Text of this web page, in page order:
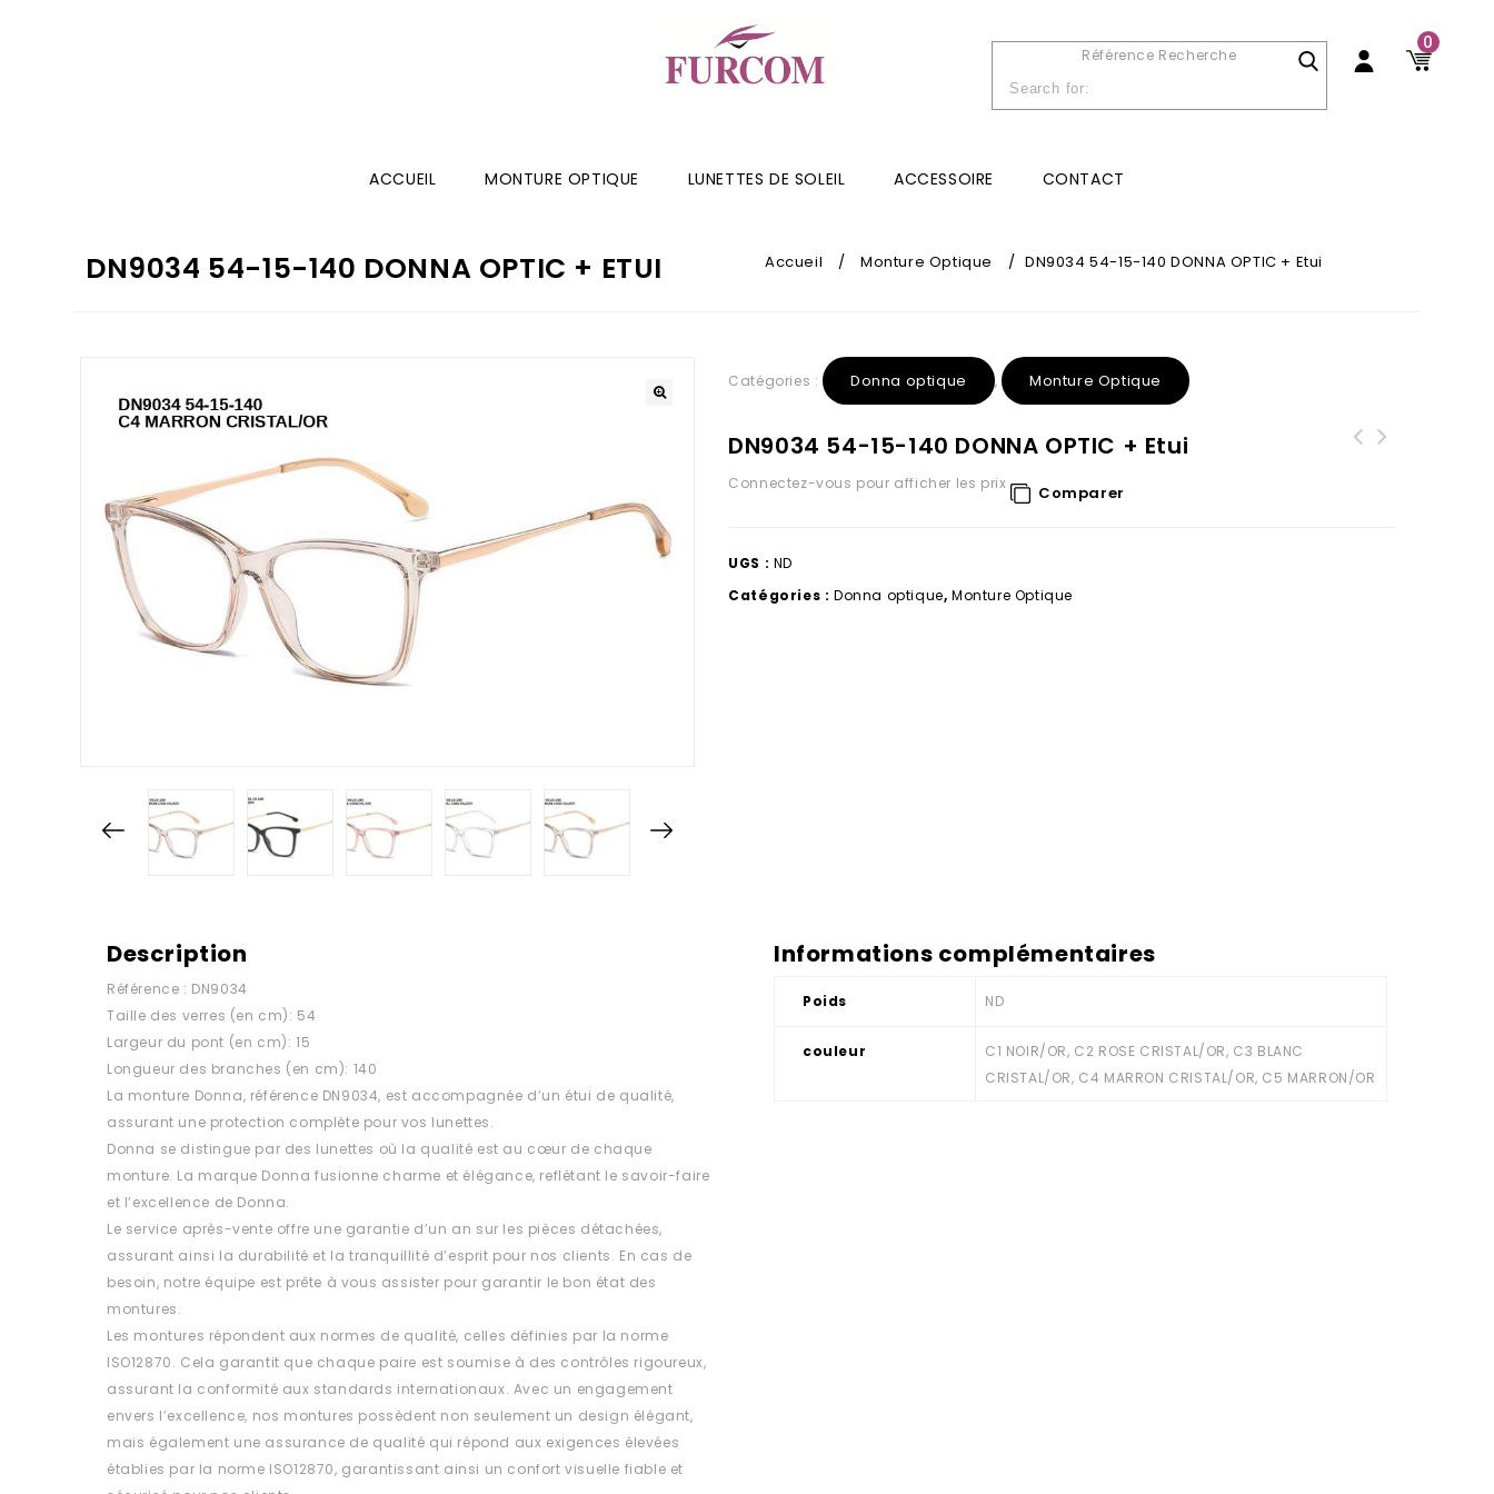
0
Référence Recherche
ACCUEIL MONTURE OPTIQUE LUNETTES DE SOLEIL ACCESSOIRE CONTACT
DN9034 54-15-140 DONNA OPTIC + ETUI Accueil / Monture Optique / DN9034 54-15-140 DONNA OPTIC + Etui
Catégories : Donna optique , Monture Optique
DN9034 54-15-140 DONNA OPTIC + Etui
Connectez-vous pour afficher les prix Comparer
UGS : ND
Catégories : Donna optique,Monture Optique
Description
Référence : DN9034
Taille des verres (en cm): 54
Largeur du pont (en cm): 15
Longueur des branches (en cm): 140
La monture Donna, référence DN9034, est accompagnée d’un étui de qualité,
assurant une protection complète pour vos lunettes.
Donna se distingue par des lunettes où la qualité est au cœur de chaque
monture. La marque Donna fusionne charme et élégance, reflétant le savoir-faire
et l’excellence de Donna.
Le service après-vente offre une garantie d’un an sur les pièces détachées,
assurant ainsi la durabilité et la tranquillité d’esprit pour nos clients. En cas de
besoin, notre équipe est prête à vous assister pour garantir le bon état des
montures.
Les montures répondent aux normes de qualité, celles définies par la norme
ISO12870. Cela garantit que chaque paire est soumise à des contrôles rigoureux,
assurant la conformité aux standards internationaux. Avec un engagement
envers l’excellence, nos montures possèdent non seulement un design élégant,
mais également une assurance de qualité qui répond aux exigences élevées
établies par la norme ISO12870, garantissant ainsi un confort visuelle fiable et
Informations complémentaires
Poids ND
couleur
C1 NOIR/OR, C2 ROSE CRISTAL/OR, C3 BLANC
CRISTAL/OR, C4 MARRON CRISTAL/OR, C5 MARRON/OR